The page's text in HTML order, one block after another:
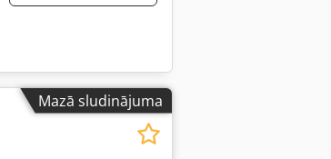
Mazā sludinājuma